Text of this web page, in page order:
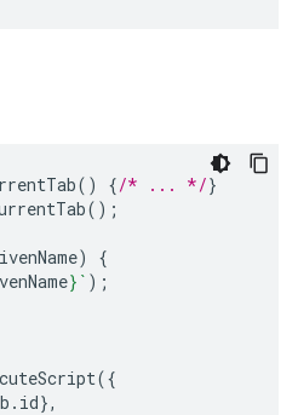
() {/* ... */}
();
)
{
} ` );
({
. id},